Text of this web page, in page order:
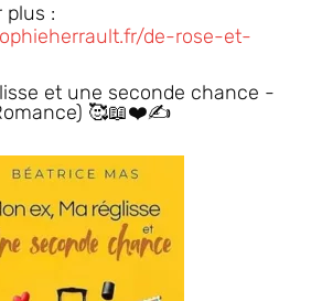
plus :
de-rose-et-
et une seconde chance -
🥰📖❤️✍️